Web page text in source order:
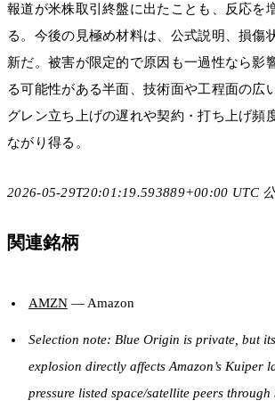
報道が米株取引終盤に出たことも、反応を
る。今後の見極め材料は、公式説明、損傷
新だ。被害が限定的で原因も一過性なら影
る可能性がある半面、技術面や工程面の広
グレン立ち上げの遅れや契約・打ち上げ頻
ながり得る。
2026-05-29T20:01:19.593889+00:00 UTC
関連銘柄
AMZN— Amazon
Selection note: Blue Origin is private, but
explosion directly affects Amazon’s Kuiper
pressure listed space/satellite peers through